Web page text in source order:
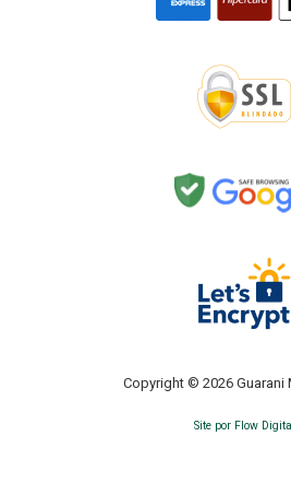
Copyright © 2026 Guarani
Site por Flow Digital